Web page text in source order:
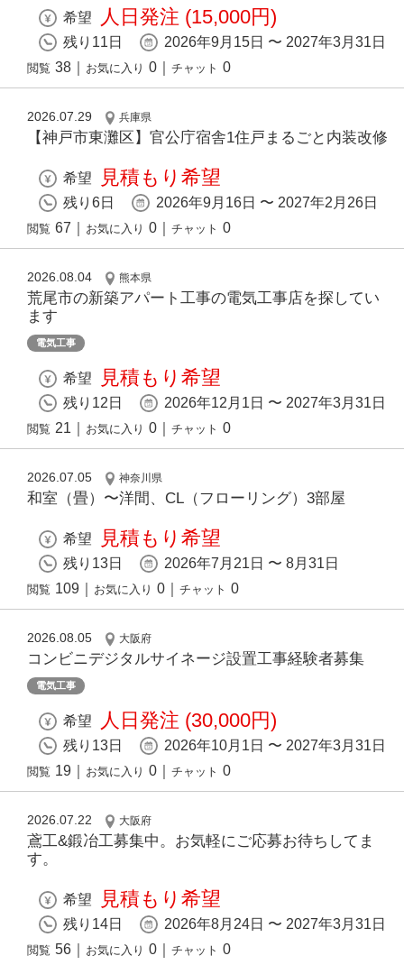
希望 人日発注 (15,000円)
残り11日 2026年9月15日 〜 2027年3月31日
閲覧 38 お気に入り 0 チャット 0
2026.07.29 兵庫県
【神戸市東灘区】官公庁宿舎1住戸まるごと内装改修
希望 見積もり希望
残り6日 2026年9月16日 〜 2027年2月26日
閲覧 67 お気に入り 0 チャット 0
2026.08.04 熊本県
荒尾市の新築アパート工事の電気工事店を探してい
ます
電気工事
希望 見積もり希望
残り12日 2026年12月1日 〜 2027年3月31日
閲覧 21 お気に入り 0 チャット 0
2026.07.05 神奈川県
和室（畳）〜洋間、CL（フローリング）3部屋
希望 見積もり希望
残り13日 2026年7月21日 〜 8月31日
閲覧 109 お気に入り 0 チャット 0
2026.08.05 大阪府
コンビニデジタルサイネージ設置工事経験者募集
電気工事
希望 人日発注 (30,000円)
残り13日 2026年10月1日 〜 2027年3月31日
閲覧 19 お気に入り 0 チャット 0
2026.07.22 大阪府
鳶工&鍛冶工募集中。お気軽にご応募お待ちしてま
す。
希望 見積もり希望
残り14日 2026年8月24日 〜 2027年3月31日
閲覧 56 お気に入り 0 チャット 0